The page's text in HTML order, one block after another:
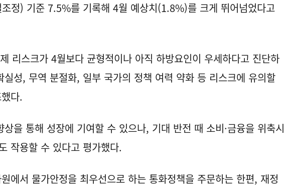
정) 기준 7.5%를 기록해 4월 예상치(1.8%)를 크게 뛰어넘었다고
리스크가 4월보다 균형적이나 아직 하방요인이 우세하다고 진단하
실성, 무역 분절화, 일부 국가의 정책 여력 약화 등 리스크에 유의할
다.
을 통해 성장에 기여할 수 있으나, 기대 반전 때 소비·금융을 위축시
작용할 수 있다고 평가했다.
에서 물가안정을 최우선으로 하는 통화정책을 주문하는 한편, 재정